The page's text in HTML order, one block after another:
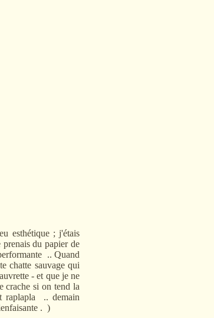
esthétique ; j'étais
du papier de
.. Quand
chatte sauvage qui
- et que je ne
crache si on tend la
raplapla .. demain
. )